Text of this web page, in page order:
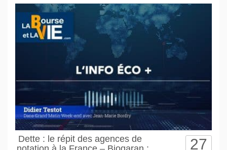
Dette : le répit des agences de
27